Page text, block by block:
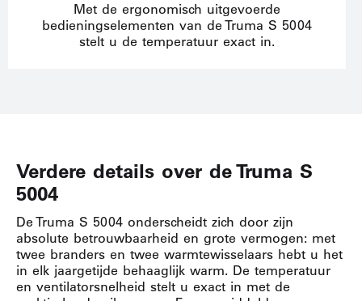
Met de ergonomisch uitgevoerde
bedieningselementen van de Truma S 5004
stelt u de temperatuur exact in.
Verdere details over de Truma S
5004
De Truma S 5004 onderscheidt zich door zijn
absolute betrouwbaarheid en grote vermogen: met
twee branders en twee warmtewisselaars hebt u het
in elk jaargetijde behaaglijk warm. De temperatuur
en ventilatorsnelheid stelt u exact in met de